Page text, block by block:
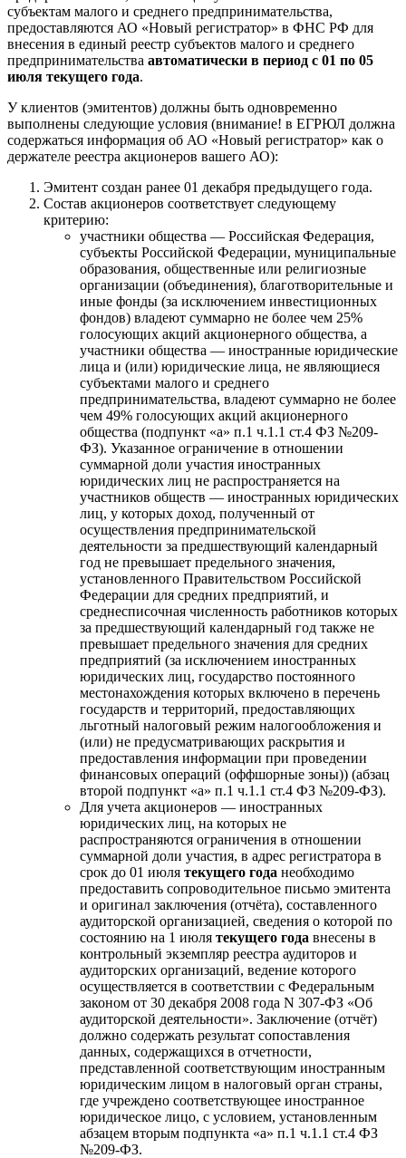
субъектам малого и среднего предпринимательства,
предоставляются АО «Новый регистратор» в ФНС РФ для
внесения в единый реестр субъектов малого и среднего
предпринимательства автоматически в период с 01 по 05
июля текущего года.
У клиентов (эмитентов) должны быть одновременно
выполнены следующие условия (внимание! в ЕГРЮЛ должна
содержаться информация об АО «Новый регистратор» как о
держателе реестра акционеров вашего АО):
Эмитент создан ранее 01 декабря предыдущего года.
Состав акционеров соответствует следующему
критерию:
участники общества — Российская Федерация,
субъекты Российской Федерации, муниципальные
образования, общественные или религиозные
организации (объединения), благотворительные и
иные фонды (за исключением инвестиционных
фондов) владеют суммарно не более чем 25%
голосующих акций акционерного общества, а
участники общества — иностранные юридические
лица и (или) юридические лица, не являющиеся
субъектами малого и среднего
предпринимательства, владеют суммарно не более
чем 49% голосующих акций акционерного
общества (подпункт «а» п.1 ч.1.1 ст.4 ФЗ №209-
ФЗ). Указанное ограничение в отношении
суммарной доли участия иностранных
юридических лиц не распространяется на
участников обществ — иностранных юридических
лиц, у которых доход, полученный от
осуществления предпринимательской
деятельности за предшествующий календарный
год не превышает предельного значения,
установленного Правительством Российской
Федерации для средних предприятий, и
среднесписочная численность работников которых
за предшествующий календарный год также не
превышает предельного значения для средних
предприятий (за исключением иностранных
юридических лиц, государство постоянного
местонахождения которых включено в перечень
государств и территорий, предоставляющих
льготный налоговый режим налогообложения и
(или) не предусматривающих раскрытия и
предоставления информации при проведении
финансовых операций (оффшорные зоны)) (абзац
второй подпункт «а» п.1 ч.1.1 ст.4 ФЗ №209-ФЗ).
Для учета акционеров — иностранных
юридических лиц, на которых не
распространяются ограничения в отношении
суммарной доли участия, в адрес регистратора в
срок до 01 июля текущего года необходимо
предоставить сопроводительное письмо эмитента
и оригинал заключения (отчёта), составленного
аудиторской организацией, сведения о которой по
состоянию на 1 июля текущего года внесены в
контрольный экземпляр реестра аудиторов и
аудиторских организаций, ведение которого
осуществляется в соответствии с Федеральным
законом от 30 декабря 2008 года N 307-ФЗ «Об
аудиторской деятельности». Заключение (отчёт)
должно содержать результат сопоставления
данных, содержащихся в отчетности,
представленной соответствующим иностранным
юридическим лицом в налоговый орган страны,
где учреждено соответствующее иностранное
юридическое лицо, с условием, установленным
абзацем вторым подпункта «а» п.1 ч.1.1 ст.4 ФЗ
№209-ФЗ.